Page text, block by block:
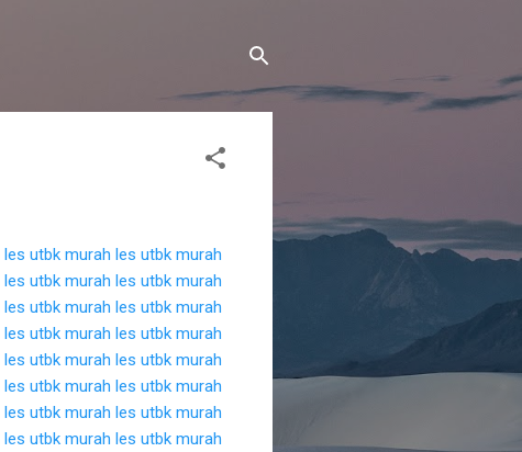
les utbk murah les utbk murah
les utbk murah les utbk murah
les utbk murah les utbk murah
les utbk murah les utbk murah
les utbk murah les utbk murah
les utbk murah les utbk murah
les utbk murah les utbk murah
les utbk murah les utbk murah